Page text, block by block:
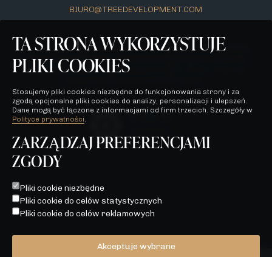
BIURO@TREEDEVELOPMENT.COM
Wszelkie prezentowane na stronie materiały mają jedynie
charakter poglądowy i stanowią jedynie zaproszenie do
zawarcia umowy, o której mowa w ART. 71 K.C. oraz nie
WSZELKIE PREZENTOWANE NA STRONIE MATERIAŁY MAJĄ
JEDYNIE CHARAKTER POGLĄDOWY I STANOWIĄ JEDYNIE
ZAPROSZENIE DO ZAWARCIA UMOWY, O KTÓREJ MOWA W
ART. 71 K.C. ORAZ NIE STANOWIĄ OFERTY W MYŚL ART. 66
TA STRONA WYKORZYSTUJE
PLIKI COOKIES
Stosujemy pliki cookies niezbędne do funkcjonowania strony i za
zgodą opcjonalne pliki cookies do analizy, personalizacji i ulepszeń.
Dane mogą być łączone z informacjami od firm trzecich. Szczegóły w
Polityce prywatności
ZARZĄDZAJ PREFERENCJAMI
ZGODY
Pliki cookie niezbędne
Pliki cookie do celów statystycznych
Pliki cookie do celów reklamowych
Akceptuje wybrane